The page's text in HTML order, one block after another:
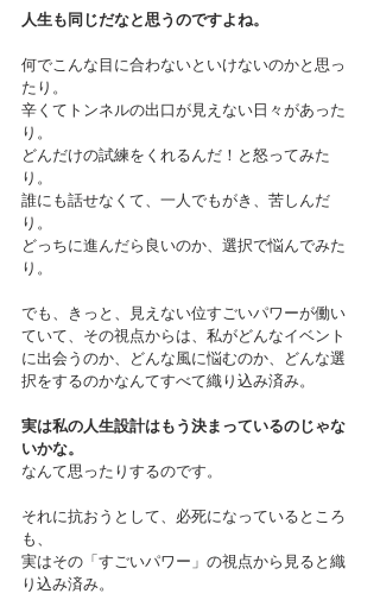
人生も同じだなと思うのですよね。
何でこんな目に合わないといけないのかと思っ
たり。
辛くてトンネルの出口が見えない日々があった
り。
どんだけの試練をくれるんだ！と怒ってみた
り。
誰にも話せなくて、一人でもがき、苦しんだ
り。
どっちに進んだら良いのか、選択で悩んでみた
り。
でも、きっと、見えない位すごいパワーが働い
ていて、その視点からは、私がどんなイベント
に出会うのか、どんな風に悩むのか、どんな選
択をするのかなんてすべて織り込み済み。
実は私の人生設計はもう決まっているのじゃな
いかな。
なんて思ったりするのです。
それに抗おうとして、必死になっているところ
も、
実はその「すごいパワー」の視点から見ると織
り込み済み。